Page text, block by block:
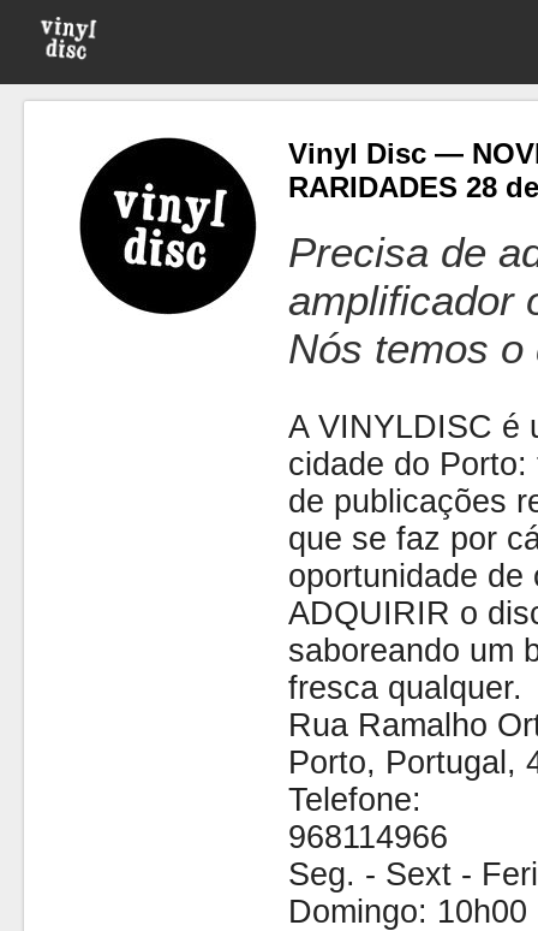
Vinyl Disc —
RARIDADES 28
Precisa de
amplificador
Nós temos o
A VINYLDISC é
cidade do
de publicações
que se faz por
oportunidade de
ADQUIRIR o
saboreando um
fresca qualquer.
Rua Ramalho
Porto, Portugal,
Telefone:
968114966
Seg. - Sext -
Domingo: 10h00